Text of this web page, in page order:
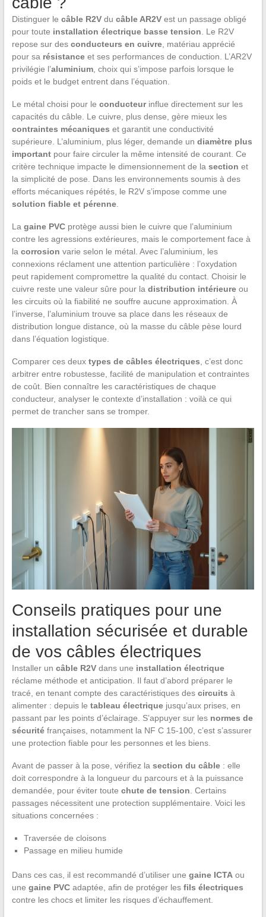
Distinguer le câble R2Vdu câble AR2Vest un passage obligé
pour toute installation électrique basse tension . Le R2V
repose sur des conducteurs en cuivre, matériau apprécié
pour sa résistanceet ses performances de conduction. L’AR2V
privilégie l’aluminium, choix qui s’impose parfois lorsque le
poids et le budget entrent dans l’équation.
Le métal choisi pour le conducteurinflue directement sur les
capacités du câble. Le cuivre, plus dense, gère mieux les
contraintes mécaniques et garantit une conductivité
supérieure. L’aluminium, plus léger, demande un diamètre plus
importantpour faire circuler la même intensité de courant. Ce
critère technique impacte le dimensionnement de la section et
la simplicité de pose. Dans les environnements soumis à des
efforts mécaniques répétés, le R2V s’impose comme une
solution fiable et pérenne.
La gaine PVCprotège aussi bien le cuivre que l’aluminium
contre les agressions extérieures, mais le comportement face à
la corrosion varie selon le métal. Avec l’aluminium, les
connexions réclament une attention particulière : l’oxydation
peut rapidement compromettre la qualité du contact. Choisir le
cuivre reste une valeur sûre pour la distribution intérieureou
les circuits où la fiabilité ne souffre aucune approximation. À
l’inverse, l’aluminium trouve sa place dans les réseaux de
distribution longue distance, où la masse du câble pèse lourd
dans l’équation logistique.
Comparer ces deux types de câbles électriques , c’est donc
arbitrer entre robustesse, facilité de manipulation et contraintes
de coût. Bien connaître les caractéristiques de chaque
conducteur, analyser le contexte d’installation : voilà ce qui
permet de trancher sans se tromper.
Conseils pratiques pour une
installation sécurisée et durable
de vos câbles électriques
Installer un câble R2Vdans une installation électrique
réclame méthode et anticipation. Il faut d’abord préparer le
tracé, en tenant compte des caractéristiques des circuits à
alimenter : depuis le tableau électriquejusqu’aux prises, en
passant par les points d’éclairage. S’appuyer sur les normes de
sécuritéfrançaises, notamment la NF C 15-100, c’est s’assurer
une protection fiable pour les personnes et les biens.
Avant de passer à la pose, vérifiez la section du câble: elle
doit correspondre à la longueur du parcours et à la puissance
demandée, pour éviter toute chute de tension . Certains
passages nécessitent une protection supplémentaire. Voici les
situations concernées :
Traversée de cloisons
Passage en milieu humide
Dans ces cas, il est recommandé d’utiliser une gaine ICTAou
une gaine PVCadaptée, afin de protéger les fils électriques
contre les chocs et limiter les risques d’échauffement.